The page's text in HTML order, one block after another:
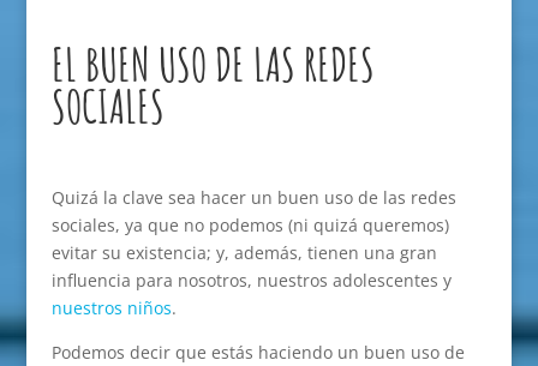
EL BUEN USO DE LAS REDES
SOCIALES
Quizá la clave sea hacer un buen uso de las redes
sociales, ya que no podemos (ni quizá queremos)
evitar su existencia; y, además, tienen una gran
influencia para nosotros, nuestros adolescentes y
nuestros niños.
Podemos decir que estás haciendo un buen uso de